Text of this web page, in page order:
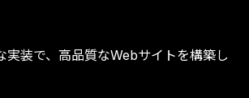
実装で、高品質なWebサイトを構築し